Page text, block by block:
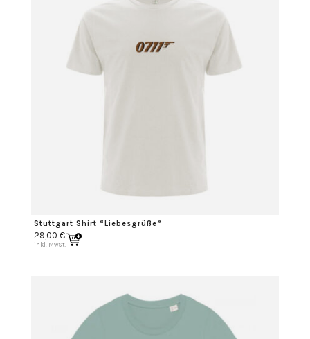
Stuttgart Shirt “Liebesgrüße”
29,00 €
inkl. MwSt.